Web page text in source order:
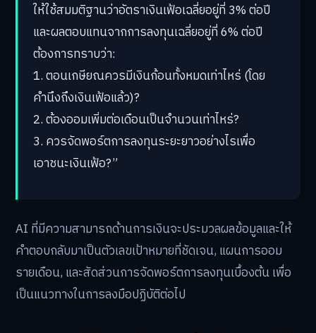
ให้ใช้สมมติฐานว่าอัตราเงินเฟ้อเฉลี่ยอยู่ที่ 3% ต่อปี
และผลตอบแทนจากการลงทุนเฉลี่ยอยู่ที่ 6% ต่อปี
ต้องการทราบว่า:
1. ตอนเกษียณควรมีเงินก้อนทั้งหมดเท่าไหร่ (โดย
คำนึงถึงเงินเฟ้อแล้ว)?
2. ต้องออมเพิ่มต่อเดือนเป็นจำนวนเท่าไหร่?
3. ควรจัดพอร์ตการลงทุนระยะยาวอย่างไรเพื่อ
เอาชนะเงินเฟ้อ?”
AI ที่มีความสามารถด้านการเงินจะประมวลผลข้อมูลและให้
คำตอบกลับมาเป็นตัวเลขเป้าหมายที่ชัดเจน, แผนการออม
รายเดือน, และสัดส่วนการจัดพอร์ตการลงทุนเบื้องต้น เพื่อ
เป็นแนวทางในการลงมือปฏิบัติต่อไป